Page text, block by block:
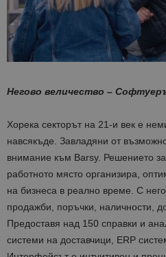
Негово величество –
Хорека секторът на 21-и век е
навсякъде. Завладяни от
внимание към Barsy. Решението
работното място организира,
на бизнеса в реално време. С
продажби, поръчки, наличности,
Предоставя над 150 справки и
системи на доставчици, ERP